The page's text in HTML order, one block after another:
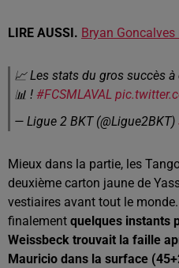
LIRE AUSSI. Bryan Goncalves
📈 Les stats du gros succès
📊 ! #FCSMLAVAL
— Ligue 2 BKT (@Ligue2BKT)
Mieux dans la partie, les
deuxième carton jaune de
vestiaires avant tout le
finalement quelques instants
Weissbeck trouvait la faille
Mauricio dans la surface